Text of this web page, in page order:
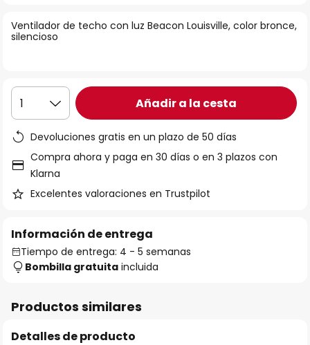
galería
de
Ventilador de techo con luz Beacon Louisville, color bronce,
silencioso
1 Añadir a la cesta
Devoluciones gratis en un plazo de 50 días
Compra ahora y paga en 30 días o en 3 plazos con
Klarna
Excelentes valoraciones en Trustpilot
Información de entrega
Tiempo de entrega: 4 - 5 semanas
Bombilla gratuita incluida
Productos similares
Detalles de producto